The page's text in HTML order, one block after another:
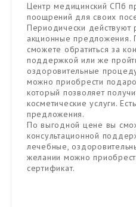
Центр медицинский СПб
поощрений для своих
Периодически действуют
акционные
сможете обратиться за
поддержкой или же
оздоровительные
можно приобрести
который позволяет
косметические услуги.
предложения.
По выгодной цене вы
консультационной
лечебные,
желании можно
сертификат.